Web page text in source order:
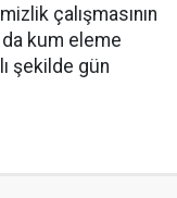
çalışmasının
kum eleme
şekilde gün